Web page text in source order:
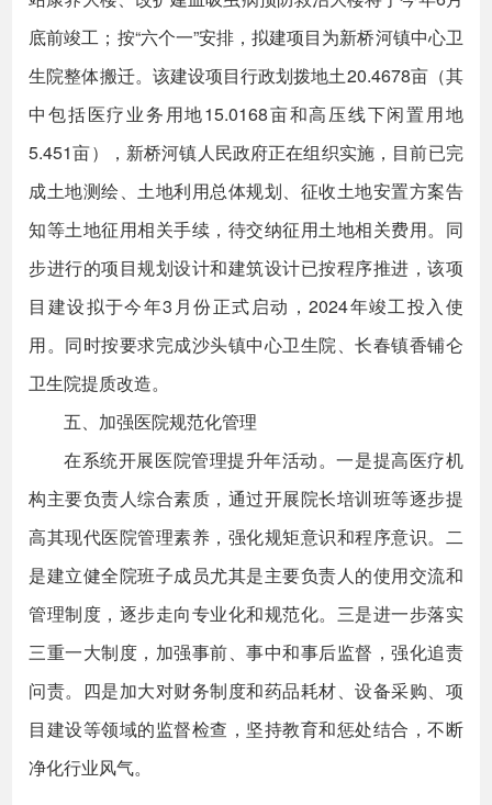
底前竣工；按“六个一”安排，拟建项目为新桥河镇中心卫
生院整体搬迁。该建设项目行政划拨地土20.4678亩（其
中包括医疗业务用地15.0168亩和高压线下闲置用地
5.451亩），新桥河镇人民政府正在组织实施，目前已完
成土地测绘、土地利用总体规划、征收土地安置方案告
知等土地征用相关手续，待交纳征用土地相关费用。同
步进行的项目规划设计和建筑设计已按程序推进，该项
目建设拟于今年3月份正式启动，2024年竣工投入使
用。同时按要求完成沙头镇中心卫生院、长春镇香铺仑
卫生院提质改造。
五、加强医院规范化管理
在系统开展医院管理提升年活动。一是提高医疗机
构主要负责人综合素质，通过开展院长培训班等逐步提
高其现代医院管理素养，强化规矩意识和程序意识。二
是建立健全院班子成员尤其是主要负责人的使用交流和
管理制度，逐步走向专业化和规范化。三是进一步落实
三重一大制度，加强事前、事中和事后监督，强化追责
问责。四是加大对财务制度和药品耗材、设备采购、项
目建设等领域的监督检查，坚持教育和惩处结合，不断
净化行业风气。